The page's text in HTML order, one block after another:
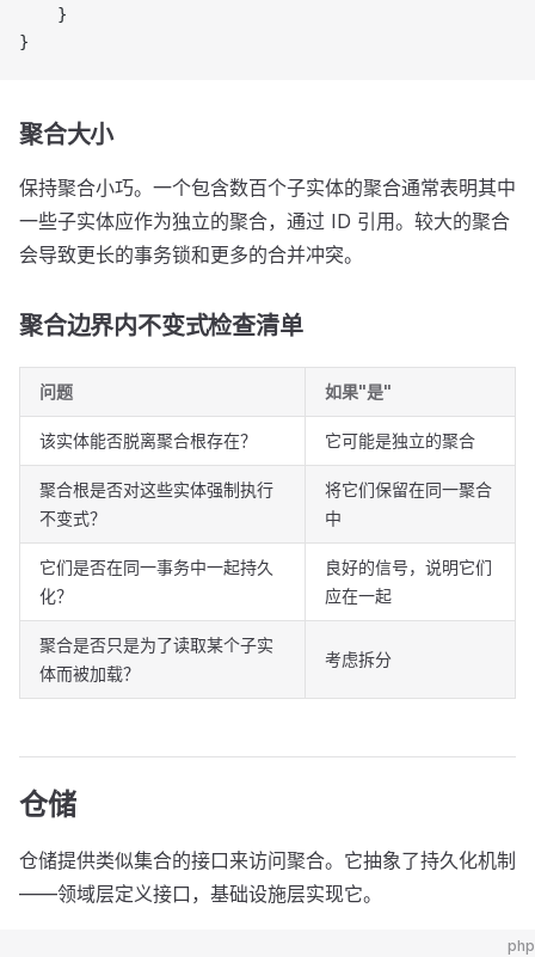
    }
}
聚合大小
保持聚合小巧。一个包含数百个子实体的聚合通常表明其中
一些子实体应作为独立的聚合，通过 ID 引用。较大的聚合
会导致更长的事务锁和更多的合并冲突。
聚合边界内不变式检查清单
问题 如果"是"
该实体能否脱离聚合根存在？ 它可能是独立的聚合
聚合根是否对这些实体强制执行
不变式？
将它们保留在同一聚合
中
它们是否在同一事务中一起持久
化？
良好的信号，说明它们
应在一起
聚合是否只是为了读取某个子实
体而被加载？
考虑拆分
仓储
仓储提供类似集合的接口来访问聚合。它抽象了持久化机制
——领域层定义接口，基础设施层实现它。
php